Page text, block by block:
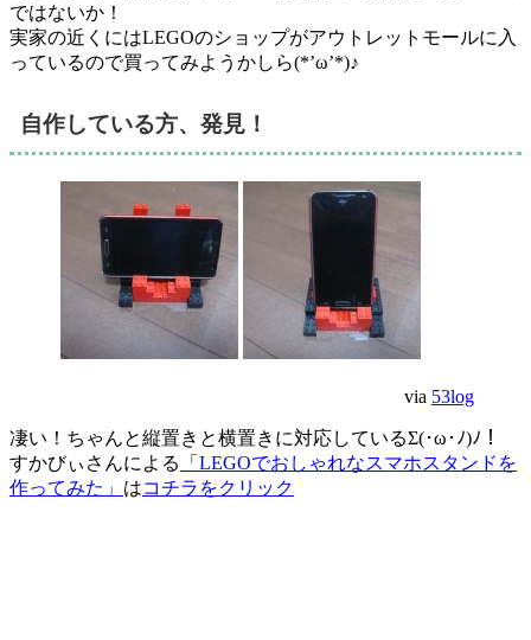
ではないか！
実家の近くにはLEGOのショップがアウトレットモールに入
っているので買ってみようかしら(*’ω’*)♪
自作している方、発見！
via 53log
凄い！ちゃんと縦置きと横置きに対応しているΣ(･ω･ﾉ)ﾉ！
すかびぃさんによる
「LEGOでおしゃれなスマホスタンドを
作ってみた」 はコチラをクリック